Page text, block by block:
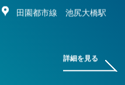
田園都市線 池尻大橋駅
詳細を見る